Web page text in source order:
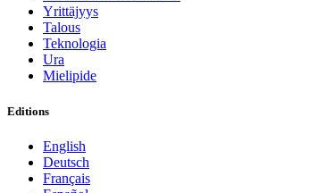
Yrittäjyys
Talous
Teknologia
Ura
Mielipide
Editions
English
Deutsch
Français